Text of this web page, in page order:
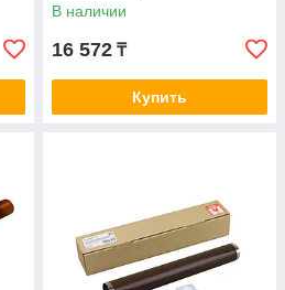
В наличии
16 572 ₸
Купить